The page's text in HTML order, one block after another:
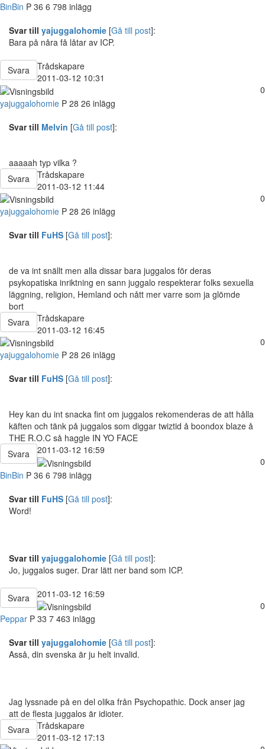
BinBin P 36 6 798 inlägg
Svar till yajuggalohomie [Gå till post]:
Bara på nåra få låtar av ICP.
Svara
Trådskapare
2011-03-12 10:31
0
yajuggalohomie P 28 26 inlägg
Svar till Melvin [Gå till post]:
aaaaah typ vilka ?
Svara
Trådskapare
2011-03-12 11:44
0
yajuggalohomie P 28 26 inlägg
Svar till FuHS [Gå till post]:
de va int snällt men alla dissar bara juggalos för deras
psykopatiska inriktning en sann juggalo respekterar folks sexuella
läggning, religion, Hemland och nått mer varre som ja glömde
bort
Svara
Trådskapare
2011-03-12 16:45
0
yajuggalohomie P 28 26 inlägg
Svar till FuHS [Gå till post]:
Hey kan du int snacka fint om juggalos rekomenderas de att hålla
käften och tänk på juggalos som diggar twiztid å boondox blaze å
THE R.O.C så haggle IN YO FACE
Svara
2011-03-12 16:59
0
BinBin P 36 6 798 inlägg
Svar till FuHS [Gå till post]:
Word!
Svar till yajuggalohomie [Gå till post]:
Jo, juggalos suger. Drar lätt ner band som ICP.
Svara
2011-03-12 16:59
0
Peppar P 33 7 463 inlägg
Svar till yajuggalohomie [Gå till post]:
Asså, din svenska är ju helt invalid.
Jag lyssnade på en del olika från Psychopathic. Dock anser jag
att de flesta juggalos är idioter.
Svara
Trådskapare
2011-03-12 17:13